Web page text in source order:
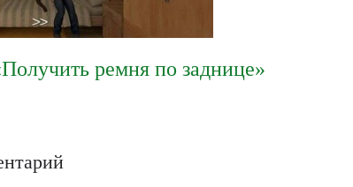
ремня по заднице»